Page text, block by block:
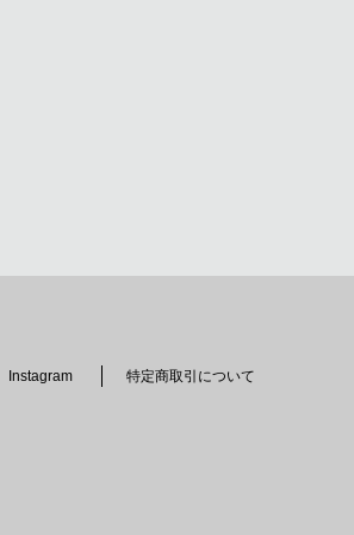
Instagram 特定商取引について